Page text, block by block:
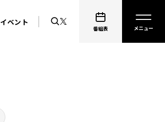
イベント
番組表